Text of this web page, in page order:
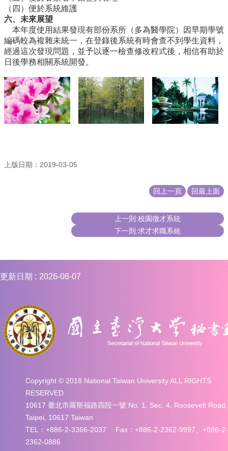
行
政
會
議
校
務
會
議
校
務
劃
紀
錄
其
它
業
務
（四）便於系統維護
六、未來展望
本年度使用結果發現有部份系所（多為醫學院）因早期學號
編碼較為複雜未統一，在登錄後系統有時會查不到學生資料，
經過這次發現問題，並予以逐一檢查修改程式後，相信有助於
日後學務相關系統開發。
上版日期：2019-03-05
回上一頁 回最上面
上一則:校園徵才系統
下一則:求才求職系統
更新日期 2026-08-07
Copyright © 2018 National Taiwan University ALL RIGHTS
RESERVED
10617 臺北市羅斯福路四段一號 No. 1, Sec. 4, Roosevelt Road,
Taipei, 10617 Taiwan
TEL：+886-2-3366-2037 Fax：+886-2-2362-9997、+886-2-
2362-0886